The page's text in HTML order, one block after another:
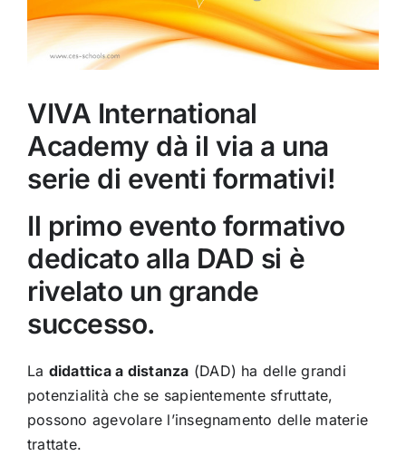
VIVA International
Academy dà il via a una
serie di eventi formativi!
Il primo evento formativo
dedicato alla DAD si è
rivelato un grande
successo.
La didattica a distanza (DAD) ha delle grandi
potenzialità che se sapientemente sfruttate,
possono agevolare l’insegnamento delle materie
trattate.